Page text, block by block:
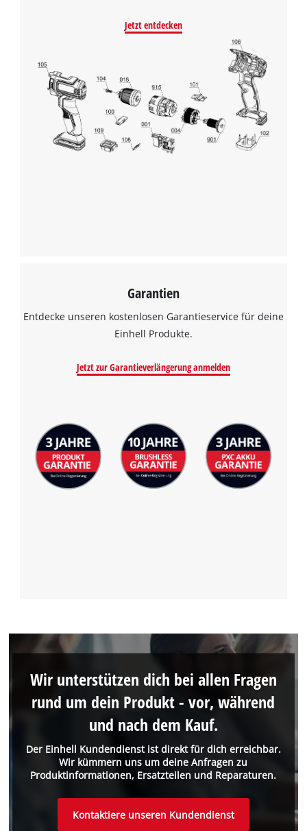
to trackers that are not disclosed to the
visitor. The website owner needs to setup
the site with their CMP to add this content
to the list of technologies used.
Management Platform
Jetzt entdecken
Garantien
Entdecke unseren kostenlosen Garantieservice für deine
Einhell Produkte.
Jetzt zur Garantieverlängerung anmelden
Der Einhell Kundendienst ist direkt für dich erreichbar.
Wir kümmern uns um deine Anfragen zu
Produktinformationen, Ersatzteilen und Reparaturen.
Wir unterstützen dich bei allen Fragen
rund um dein Produkt - vor, während
und nach dem Kauf.
Kontaktiere unseren Kundendienst